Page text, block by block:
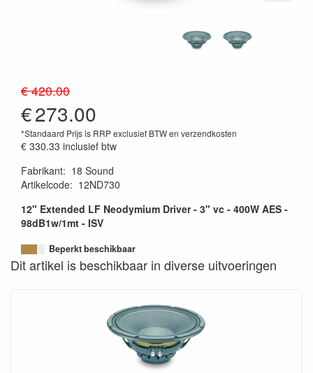
€ 420.00
€273.00
*Standaard Prijs is RRP exclusief BTW en verzendkosten
€ 330.33 inclusief btw
Fabrikant: 18 Sound
Artikelcode: 12ND730
12" Extended LF Neodymium Driver - 3" vc - 400W AES -
98dB1w/1mt - ISV
Beperkt beschikbaar
Dit artikel is beschikbaar in diverse uitvoeringen